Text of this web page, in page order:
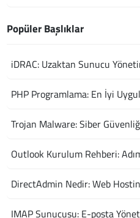
Popüler Başlıklar
iDRAC: Uzaktan Sunucu
PHP Programlama: En İyi
Trojan Malware: Siber
Outlook Kurulum Rehberi:
DirectAdmin Nedir: Web
IMAP Sunucusu: E-posta